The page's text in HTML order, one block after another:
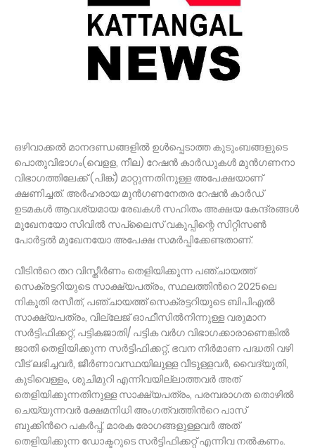
ഒഴിവാക്കല്‍ മാനദണ്ഡങ്ങളില്‍ ഉള്‍പ്പെടാത്ത കുടുംബങ്ങളുടെ
പൊതുവിഭാഗം(വെളള, നീല) റേഷന്‍ കാര്‍ഡുകള്‍ മുന്‍ഗണനാ
വിഭാഗത്തിലേക്ക് (പിങ്ക്) മാറ്റുന്നതിനുള്ള അപേക്ഷയാണ്
ക്ഷണിച്ചത്. അര്‍ഹരായ മുന്‍ഗണനേതര റേഷന്‍ കാര്‍ഡ്
ഉടമകള്‍ ആവശ്യമായ രേഖകള്‍ സഹിതം അക്ഷയ കേന്ദ്രങ്ങള്‍
മുഖേനയോ സിവില്‍ സപ്ലൈസ് വകുപ്പിന്റെ സിറ്റിസണ്‍
പോര്‍ട്ടല്‍ മുഖേനയോ അപേക്ഷ സമര്‍പ്പിക്കേണ്ടതാണ്.
വീടിന്‍റെ തറ വിസ്തീർണം തെളിയിക്കുന്ന പഞ്ചായത്ത്
സെക്രട്ടറിയുടെ സാക്ഷ്യപത്രം, സ്ഥലത്തിന്‍റെ 2025ലെ
നികുതി രസീത്, പഞ്ചായത്ത് സെക്രട്ടറിയുടെ ബിപിഎൽ
സാക്ഷ്യപത്രം, വില്ലേജ് ഓഫീസിൽനിന്നുള്ള വരുമാന
സർട്ടിഫിക്കറ്റ്, പട്ടികജാതി/ പട്ടിക വർഗ വിഭാഗക്കാരാണെങ്കിൽ
ജാതി തെളിയിക്കുന്ന സർട്ടിഫിക്കറ്റ്, ഭവന നിർമാണ പദ്ധതി വഴി
വീട് ലഭിച്ചവർ, ജീർണാവസ്ഥയിലുള്ള വീടുള്ളവർ, വൈദ്യുതി,
കുടിവെള്ളം, ശുചിമുറി എന്നിവയില്ലാത്തവർ അത്
തെളിയിക്കുന്നതിനുള്ള സാക്ഷ്യപത്രം, പരമ്പരാഗത തൊഴിൽ
ചെയ്യുന്നവർ ക്ഷേമനിധി അംഗത്വത്തിന്‍റെ പാസ്
ബുക്കിന്‍റെ പകർപ്പ്, മാരക രോഗങ്ങളുള്ളവർ അത്
തെളിയിക്കുന്ന ഡോക്ടറുടെ സർട്ടിഫിക്കറ്റ് എന്നിവ നൽകണം.